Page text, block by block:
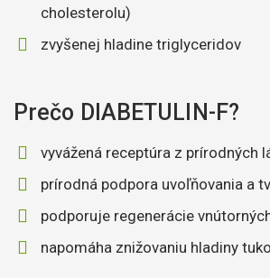
cholesterolu)
zvyšenej hladine triglyceridov
Prečo DIABETULIN-F?
vyvážená receptúra z prírodných
prírodná podpora uvoľňovania a
podporuje regenerácie
napomáha znižovaniu hladiny